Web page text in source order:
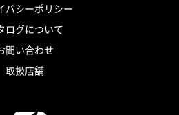
バシーポリシー
ログについて
問い合わせ
取扱店舗